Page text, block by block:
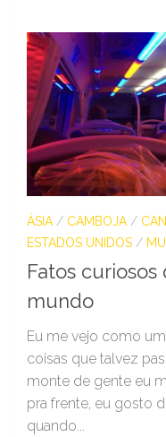
ÁSIA / CAMBOJA /
ESTADOS UNIDOS /
Fatos
mundo
Eu me vejo como
coisas que talvez
monte de gente eu
pra frente, eu gosto
quando...